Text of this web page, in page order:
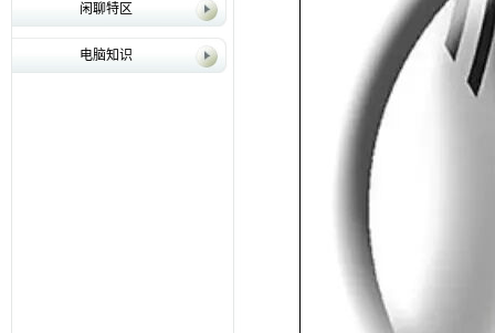
闲聊特区
电脑知识